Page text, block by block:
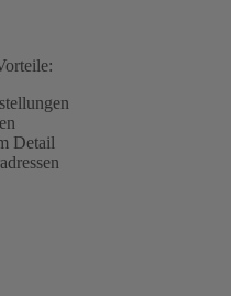
Detail